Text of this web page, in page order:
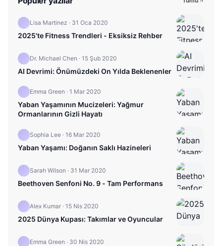
Lisa Martinez · 31 Oca 2020
2025'te Fitness Trendleri - Eksiksiz Rehber
Dr. Michael Chen · 15 Şub 2020
AI Devrimi: Önümüzdeki On Yılda Beklenenler
Emma Green · 1 Mar 2020
Yaban Yaşamının Mucizeleri: Yağmur
Ormanlarının Gizli Hayatı
Sophia Lee · 16 Mar 2020
Yaban Yaşamı: Doğanın Saklı Hazineleri
Sarah Wilson · 31 Mar 2020
Beethoven Senfoni No. 9 - Tam Performans
Alex Kumar · 15 Nis 2020
2025 Dünya Kupası: Takımlar ve Oyuncular
Emma Green · 30 Nis 2020